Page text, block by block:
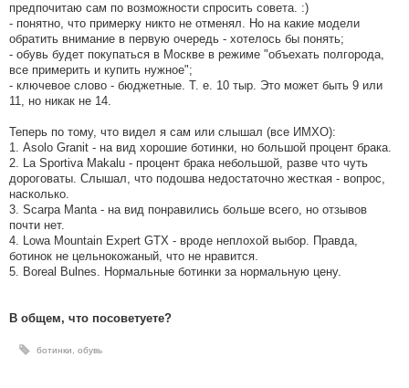
предпочитаю сам по возможности спросить совета. :)
- понятно, что примерку никто не отменял. Но на какие модели
обратить внимание в первую очередь - хотелось бы понять;
- обувь будет покупаться в Москве в режиме "объехать полгорода,
все примерить и купить нужное";
- ключевое слово - бюджетные. Т. е. 10 тыр. Это может быть 9 или
11, но никак не 14.
Теперь по тому, что видел я сам или слышал (все ИМХО):
1. Asolo Granit - на вид хорошие ботинки, но большой процент брака.
2. La Sportiva Makalu - процент брака небольшой, разве что чуть
дороговаты. Слышал, что подошва недостаточно жесткая - вопрос,
насколько.
3. Scarpa Manta - на вид понравились больше всего, но отзывов
почти нет.
4. Lowa Mountain Expert GTX - вроде неплохой выбор. Правда,
ботинок не цельнокожаный, что не нравится.
5. Boreal Bulnes. Нормальные ботинки за нормальную цену.
В общем, что посоветуете?
ботинки, обувь